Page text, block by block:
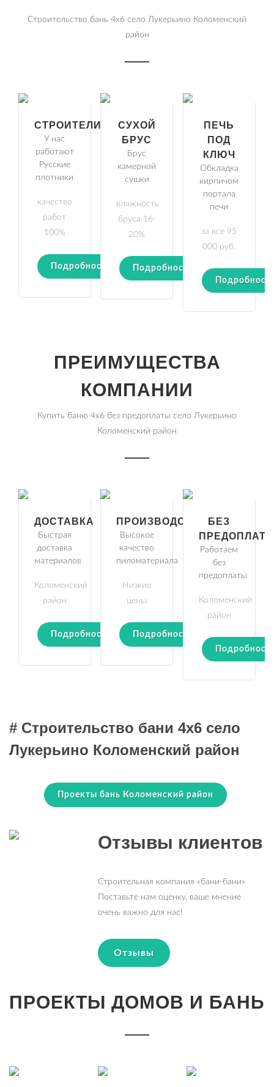
Строительство бань 4х6 село Лукерьино Коломенский
район
СТРОИТЕЛИ
У нас
работают
Русские
плотники
качество
работ
100%
Подробности
СУХОЙ
БРУС
Брус
камерной
сушки
влажность
бруса 16-
20%
Подробности
ПЕЧЬ
ПОД
КЛЮЧ
Обкладка
кирпичом
портала
печи
за все 95
000 руб.
ПРЕИМУЩЕСТВА
КОМПАНИИ
Купить баню 4х6 без предоплаты село Лукерьино
Коломенский район
ДОСТАВКА
Быстрая
доставка
материалов
Коломенский
район
Подробности
ПРОИЗВОДСТВО
Высокое
качество
пиломатериала
Низкие
цены
Подробности
БЕЗ
Работаем
без
предоплаты
Коломенский
район
# Строительство бани 4х6 село
Лукерьино Коломенский район
Проекты бань Коломенский район
Отзывы клиентов
Строительная компания «бани-бани»
Поставьте нам оценку, ваше мнение
очень важно для нас!
Отзывы
ПРОЕКТЫ ДОМОВ И БАНЬ